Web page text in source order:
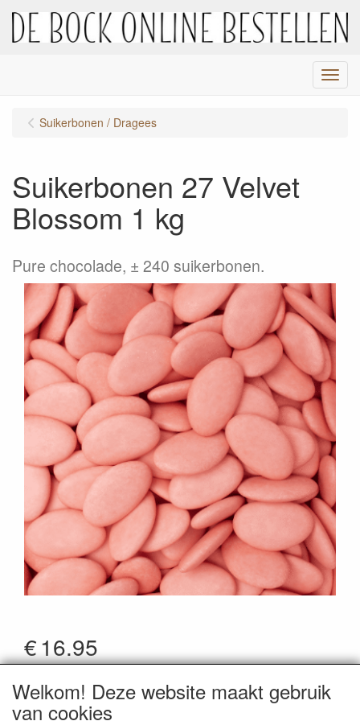
Menu
Suikerbonen / Dragees
Suikerbonen 27 Velvet
Blossom 1 kg
Pure chocolade, ± 240 suikerbonen.
€16.95
*Prijzen zijn inclusief btw
Artikelcode: DBXG
Welkom! Deze website maakt gebruik
van cookies